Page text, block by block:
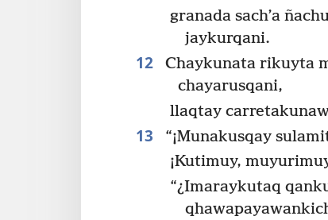
granada sach’a
jaykurqani.
12
Chaykunata rikuyta
chayarusqani,
llaqtay
13 “¡Munakusqay
¡Kutimuy,
“¿Imaraykutaq